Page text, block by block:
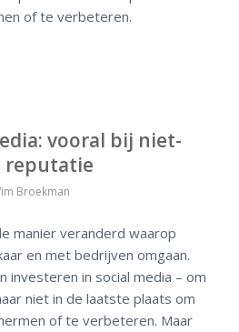
of te verbeteren.
vooral bij niet-
reputatie
Broekman
manier veranderd waarop
en met bedrijven omgaan.
investeren in social media – om
niet in de laatste plaats om
of te verbeteren. Maar